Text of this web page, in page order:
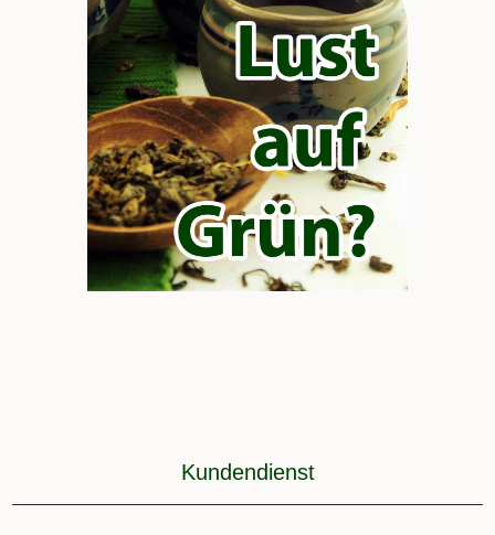
Kundendienst